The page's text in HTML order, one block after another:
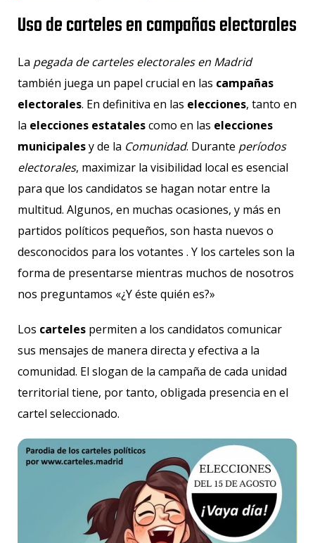
Uso de carteles en campañas electorales
La pegada de carteles electorales en Madrid
también juega un papel crucial en las campañas
electorales. En definitiva en las elecciones, tanto en
la elecciones estatalescomo en las elecciones
municipalesy de la Comunidad. Durante períodos
electorales, maximizar la visibilidad local es esencial
para que los candidatos se hagan notar entre la
multitud. Algunos, en muchas ocasiones, y más en
partidos políticos pequeños, son hasta nuevos o
desconocidos para los votantes . Y los carteles son la
forma de presentarse mientras muchos de nosotros
nos preguntamos «¿Y éste quién es?»
Los carteles permiten a los candidatos comunicar
sus mensajes de manera directa y efectiva a la
comunidad. El slogan de la campaña de cada unidad
territorial tiene, por tanto, obligada presencia en el
cartel seleccionado.